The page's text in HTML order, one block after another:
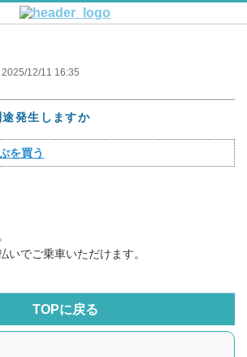
12/11 16:35
発生しますか
を買う
いでご乗車いただけます。
TOPに戻る